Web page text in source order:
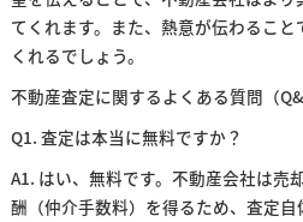
てくれます。また、熱意が伝わるこ
くれるでしょう。
不動産査定に関するよくある質問（
Q1. 査定は本当に無料ですか？
A1. はい、無料です。不動産会社は売
酬（仲介手数料）を得るため、査定